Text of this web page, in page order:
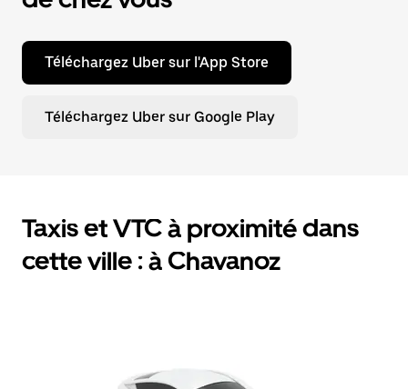
Téléchargez Uber sur l'App Store
Téléchargez Uber sur Google Play
Taxis et VTC à proximité dans
cette ville : à Chavanoz